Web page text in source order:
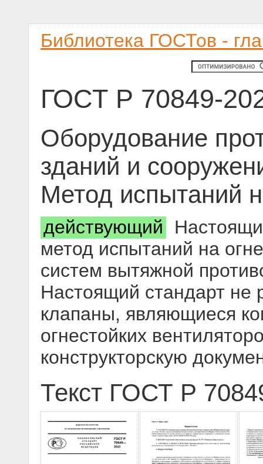
Библиотека ГОСТов -
ГОСТ Р 70849-
Оборудование
зданий и
Метод испытаний
действующий
метод испытаний на
систем вытяжной
Настоящий стандарт не
клапаны, являющиеся
огнестойких
конструкторскую
Текст ГОСТ Р